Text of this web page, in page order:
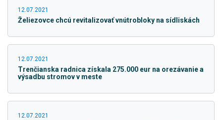
Skočiť
pätičku
stránky
12.07.2021
Želiezovce chcú revitalizovať vnútrobloky na sídliskách
12.07.2021
Trenčianska radnica získala 275.000 eur na orezávanie a
výsadbu stromov v meste
12.07.2021